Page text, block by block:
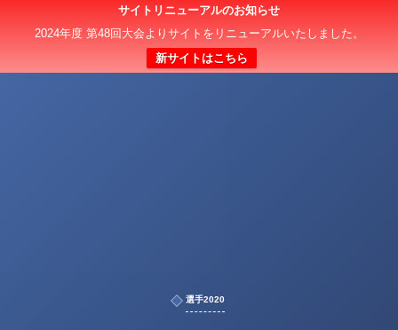
サイトリニューアルのお知らせ
2024年度 第48回大会よりサイトをリニューアルいたしました。
新サイトはこちら
選手2020